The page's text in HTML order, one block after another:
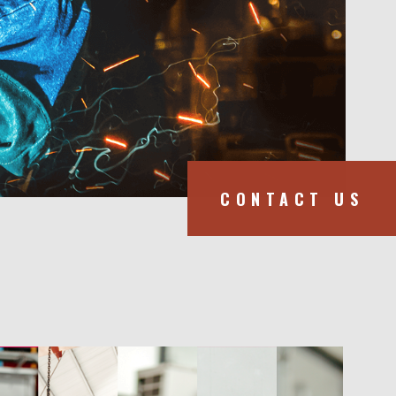
CONTACT US